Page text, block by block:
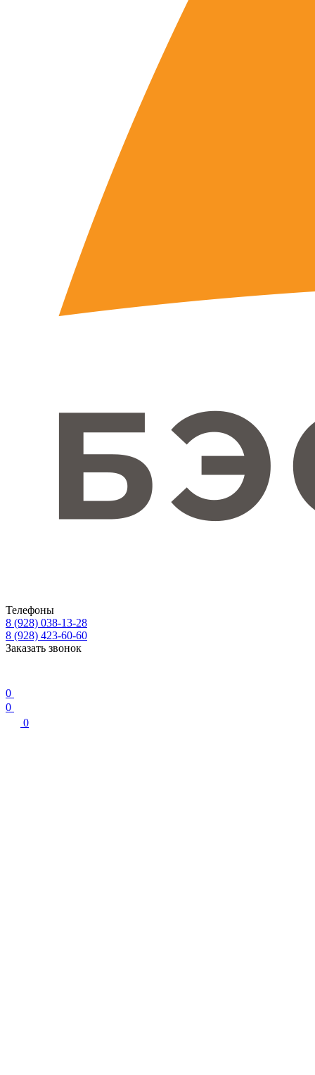
Телефоны
8 (928) 038-13-28
8 (928) 423-60-60
Заказать звонок
0
0
0